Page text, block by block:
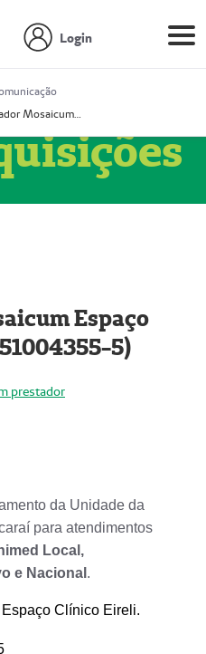
Login
Prestador Mosaicum Espaço Clínico Eireli (51004355-5)
Espaço
5)
prestador
da Unidade da
para atendimentos
Local,
e Nacional .
Clínico Eireli.